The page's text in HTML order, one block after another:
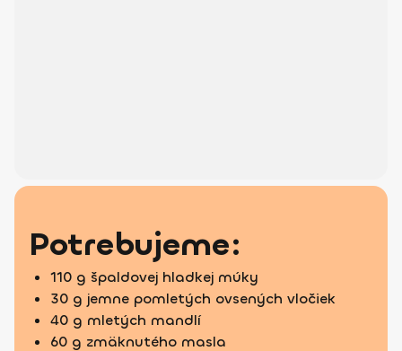
Potrebujeme:
110 g špaldovej hladkej múky
30 g jemne pomletých ovsených vločiek
40 g mletých mandlí
60 g zmäknutého masla